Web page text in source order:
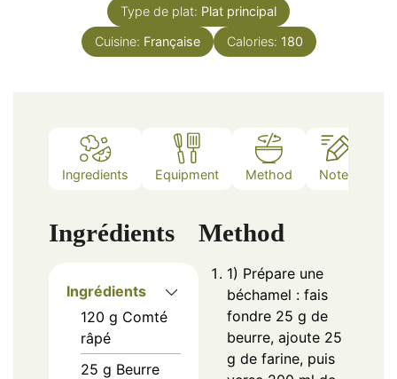
Type de plat: Plat principal
Cuisine: Française Calories: 180
Ingredients Equipment Method Notes
Ingrédients
Ingrédients
120 g Comté
râpé
25 g Beurre
Method
1) Prépare une
béchamel : fais
fondre 25 g de
beurre, ajoute 25
g de farine, puis